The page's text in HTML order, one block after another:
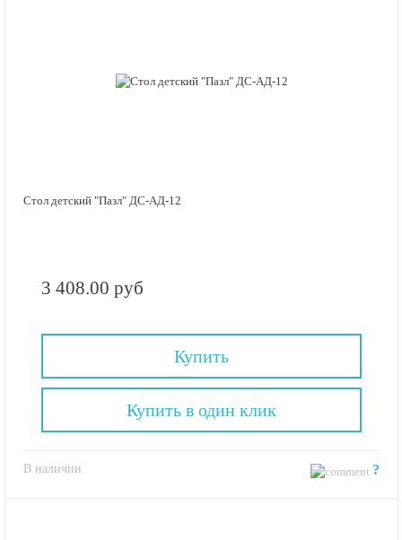
Стол детский "Пазл" ДС-АД-12
3 408.00 руб
Купить
В наличии ?
Купить в один клик